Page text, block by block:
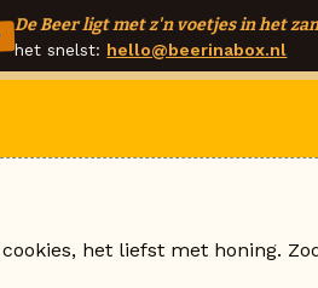
De Beer ligt met z'n voetjes in het
het snelst: hello@beerinabox.nl
cookies, het liefst met honing.